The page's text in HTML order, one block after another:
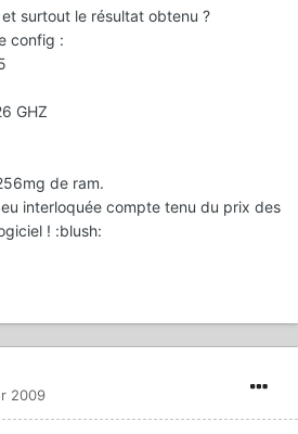
surtout le résultat obtenu ?
config :
GHZ
de ram.
interloquée compte tenu du prix des
! :blush:
2009